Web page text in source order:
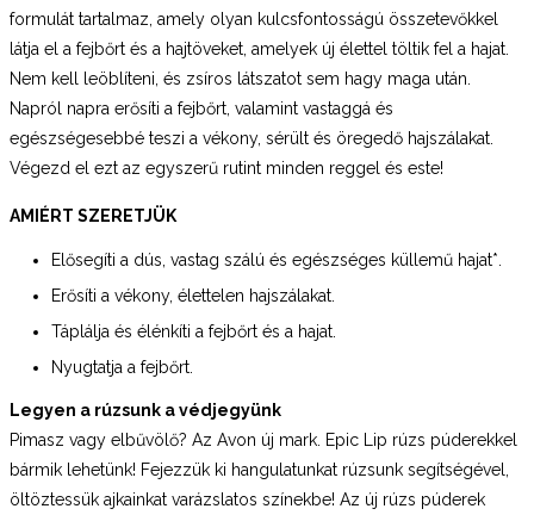
formulát tartalmaz, amely olyan kulcsfontosságú összetevőkkel
látja el a fejbőrt és a hajtöveket, amelyek új élettel töltik fel a hajat.
Nem kell leöblíteni, és zsíros látszatot sem hagy maga után.
Napról napra erősíti a fejbőrt, valamint vastaggá és
egészségesebbé teszi a vékony, sérült és öregedő hajszálakat.
Végezd el ezt az egyszerű rutint minden reggel és este!
AMIÉRT SZERETJÜK
Elősegíti a dús, vastag szálú és egészséges küllemű hajat*.
Erősíti a vékony, élettelen hajszálakat.
Táplálja és élénkíti a fejbőrt és a hajat.
Nyugtatja a fejbőrt.
Legyen a rúzsunk a védjegyünk
Pimasz vagy elbűvölő? Az Avon új mark. Epic Lip rúzs púderekkel
bármik lehetünk! Fejezzük ki hangulatunkat rúzsunk segítségével,
öltöztessük ajkainkat varázslatos színekbe! Az új rúzs púderek